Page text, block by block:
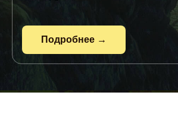
Подробнее →